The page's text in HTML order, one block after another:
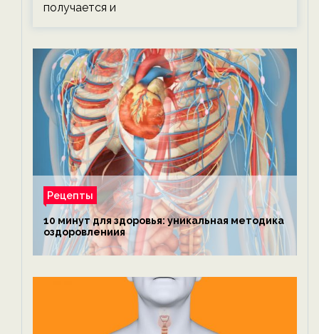
получается и
Рецепты
10 минут для здоровья: уникальная методика
оздоровлениия